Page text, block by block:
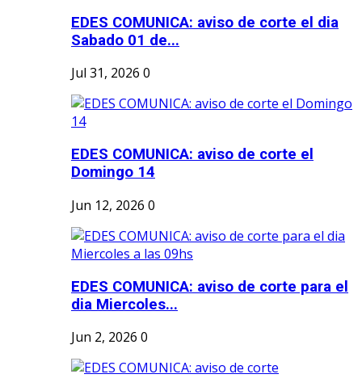
EDES COMUNICA: aviso de corte el dia
Sabado 01 de...
Jul 31, 2026 0
EDES COMUNICA: aviso de corte el
Domingo 14
Jun 12, 2026 0
EDES COMUNICA: aviso de corte para el
dia Miercoles...
Jun 2, 2026 0